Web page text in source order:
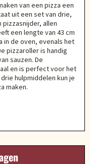
van een pizza een
uit een set van drie,
allen
een lengte van 43 cm
in de oven, evenals het
pizzaroller is handig
sauzen. De
en is perfect voor het
hulpmiddelen kun je
maken.